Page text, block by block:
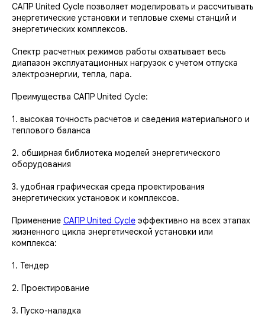
САПР United Cycle позволяет моделировать и рассчитывать
энергетические установки и тепловые схемы станций и
энергетических комплексов.
Спектр расчетных режимов работы охватывает весь
диапазон эксплуатационных нагрузок с учетом отпуска
электроэнергии, тепла, пара.
Преимущества САПР United Cycle:
1. высокая точность расчетов и сведения материального и
теплового баланса
2. обширная библиотека моделей энергетического
оборудования
3. удобная графическая среда проектирования
энергетических установок и комплексов.
Применение САПР United Cycle эффективно на всех этапах
жизненного цикла энергетической установки или
комплекса:
1. Тендер
2. Проектирование
3. Пуско-наладка